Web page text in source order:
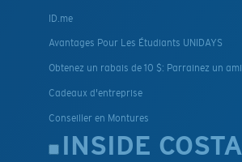
ID.me
Avantages Pour Les Étudiants UNIDAYS
Obtenez un rabais de 10 $: Parrainez un ami
Cadeaux d'entreprise
Conseiller en Montures
INSIDE COSTA